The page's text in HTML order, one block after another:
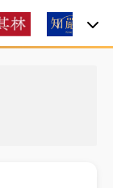
友宜揭這類災